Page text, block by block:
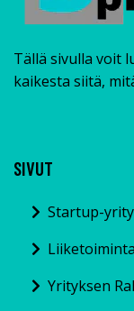
Tällä sivulla voit
kaikesta siitä,
SIVUT
Startup-
Yrityksen